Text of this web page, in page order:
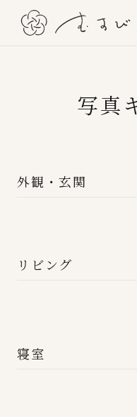
写真
外観・玄関
リビング
寝室